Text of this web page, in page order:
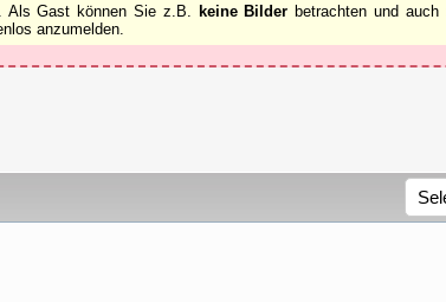
Als Gast können Sie z.B. keine Bilder betrachten und
anzumelden.